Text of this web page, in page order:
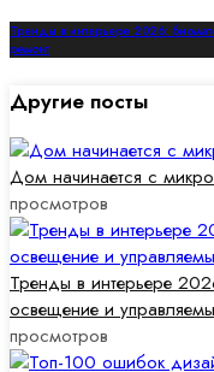
Тренды в интерьере 2026:
ремонт
Другие посты
Дом начинается с
просмотров
Тренды в интерьере
освещение и
просмотров